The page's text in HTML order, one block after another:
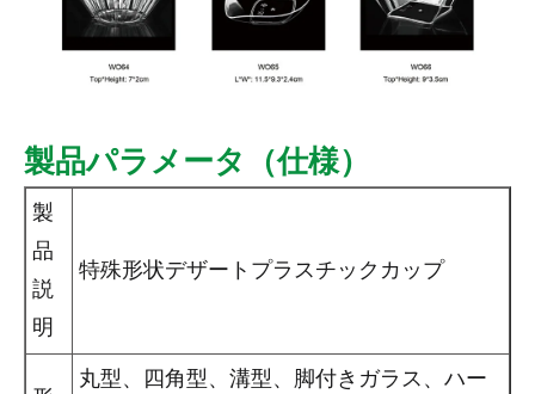
製品パラメータ（仕様）
製
品
説
明
特殊形状デザートプラスチックカップ
丸型、四角型、溝型、脚付きガラス、ハー